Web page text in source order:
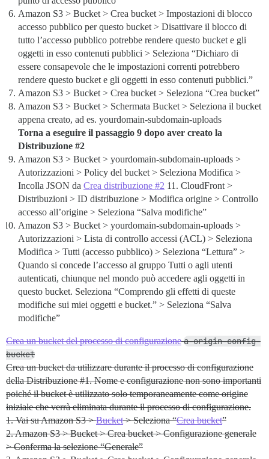
Amazon S3 > Bucket > Crea bucket > Impostazioni di blocco
accesso pubblico per questo bucket > Disattivare il blocco di
tutto l’accesso pubblico potrebbe rendere questo bucket e gli
oggetti in esso contenuti pubblici > Seleziona “Dichiaro di
essere consapevole che le impostazioni correnti potrebbero
rendere questo bucket e gli oggetti in esso contenuti pubblici.”
Amazon S3 > Bucket > Crea bucket > Seleziona “Crea bucket”
Amazon S3 > Bucket > Schermata Bucket > Seleziona il bucket
appena creato, ad es. yourdomain-subdomain-uploads
Torna a eseguire il passaggio 9 dopo aver creato la
Distribuzione #2
Amazon S3 > Bucket > yourdomain-subdomain-uploads >
Autorizzazioni > Policy del bucket > Seleziona Modifica >
Incolla JSON da Crea distribuzione #2 11. CloudFront >
Distribuzioni > ID distribuzione > Modifica origine > Controllo
accesso all’origine > Seleziona “Salva modifiche”
Amazon S3 > Bucket > yourdomain-subdomain-uploads >
Autorizzazioni > Lista di controllo accessi (ACL) > Seleziona
Modifica > Tutti (accesso pubblico) > Seleziona “Lettura” >
Quando si concede l’accesso al gruppo Tutti o agli utenti
autenticati, chiunque nel mondo può accedere agli oggetti in
questo bucket. Seleziona “Comprendo gli effetti di queste
modifiche sui miei oggetti e bucket.” > Seleziona “Salva
modifiche”
Crea un bucket del processo di configurazione a-origin-config-
bucket
Crea un bucket da utilizzare durante il processo di configurazione
della Distribuzione#1. Nome e configurazione non sono importanti
poiché il bucket è utilizzato solo temporaneamente come origine
iniziale che verrà eliminata durante il processo di configurazione.
1. Vai su Amazon S3 >Bucket> Seleziona “Crea bucket”
2. Amazon S3 > Bucket > Crea bucket > Configurazione generale
> Conferma la selezione “Generale”